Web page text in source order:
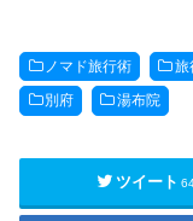
ノマド旅行術 旅
別府 湯布院
ツイート